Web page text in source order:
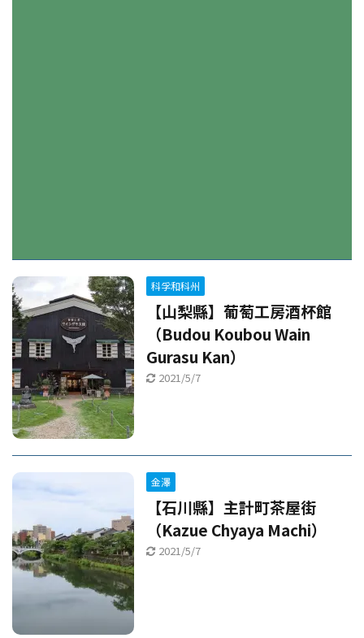
科孚和科州
【山梨縣】葡萄工房酒杯館
（Budou Koubou Wain
Gurasu Kan）
2021/5/7
金澤
【石川縣】主計町茶屋街
（Kazue Chyaya Machi）
2021/5/7